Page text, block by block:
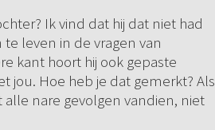
Ik vind dat hij dat niet had
leven in de vragen van
kant hoort hij ook gepaste
jou. Hoe heb je dat gemerkt? Als
nare gevolgen vandien, niet